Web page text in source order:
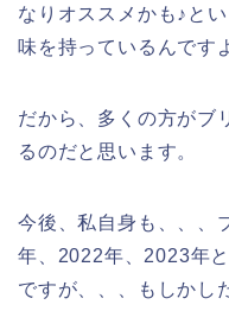
なりオススメかも♪と
味を持っているんです
だから、多くの方がブ
るのだと思います。
今後、私自身も、、、
年、2022年、2023年
ですが、、、もしかし